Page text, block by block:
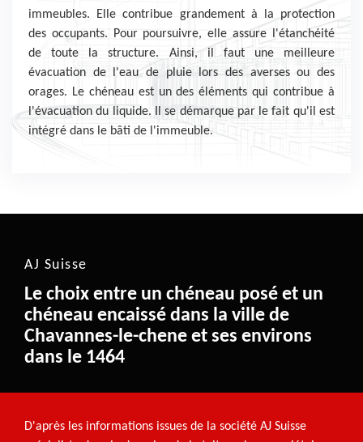
immeubles. Elle contribue grandement à la protection
des occupants. Pour poursuivre, elle assure l'étanchéité
de toute la structure. Ainsi, il faut une meilleure
évacuation de l'eau de pluie lors des averses ou des
orages. Le chéneau est un des éléments qui contribue à
l'évacuation du liquide. Il se démarque par le fait qu'il est
intégré dans le bâti de l'immeuble.
AJ Suisse
Le choix entre un chéneau posé et un
chéneau encaissé dans la ville de
Chavannes-le-chene et ses environs
dans le 1464
D'après les informations issues de la société AJ Suisse